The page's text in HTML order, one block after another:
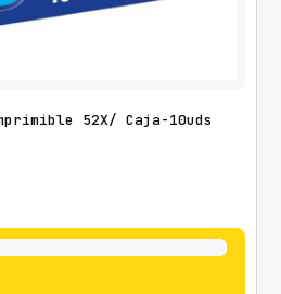
52X/ Caja-10uds